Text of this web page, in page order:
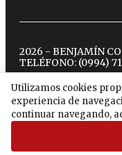
Utilizamos cookies
experiencia de
continuar navegando,
2026 - BENJAMÍN
TELÉFONO: (0994)
twitter